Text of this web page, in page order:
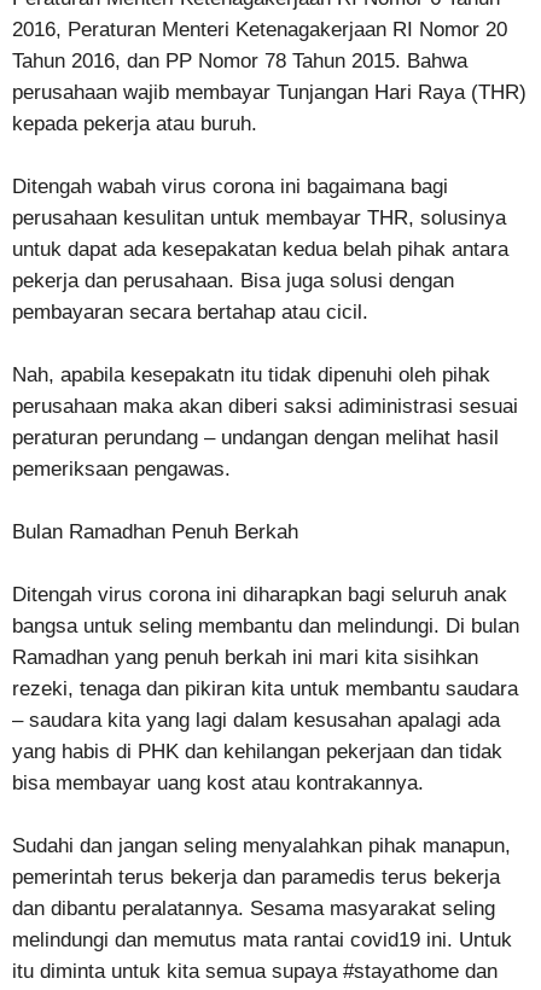
2016, Peraturan Menteri Ketenagakerjaan RI Nomor 20
Tahun 2016, dan PP Nomor 78 Tahun 2015. Bahwa
perusahaan wajib membayar Tunjangan Hari Raya (THR)
kepada pekerja atau buruh.
Ditengah wabah virus corona ini bagaimana bagi
perusahaan kesulitan untuk membayar THR, solusinya
untuk dapat ada kesepakatan kedua belah pihak antara
pekerja dan perusahaan. Bisa juga solusi dengan
pembayaran secara bertahap atau cicil.
Nah, apabila kesepakatn itu tidak dipenuhi oleh pihak
perusahaan maka akan diberi saksi adiministrasi sesuai
peraturan perundang – undangan dengan melihat hasil
pemeriksaan pengawas.
Bulan Ramadhan Penuh Berkah
Ditengah virus corona ini diharapkan bagi seluruh anak
bangsa untuk seling membantu dan melindungi. Di bulan
Ramadhan yang penuh berkah ini mari kita sisihkan
rezeki, tenaga dan pikiran kita untuk membantu saudara
– saudara kita yang lagi dalam kesusahan apalagi ada
yang habis di PHK dan kehilangan pekerjaan dan tidak
bisa membayar uang kost atau kontrakannya.
Sudahi dan jangan seling menyalahkan pihak manapun,
pemerintah terus bekerja dan paramedis terus bekerja
dan dibantu peralatannya. Sesama masyarakat seling
melindungi dan memutus mata rantai covid19 ini. Untuk
itu diminta untuk kita semua supaya #stayathome dan